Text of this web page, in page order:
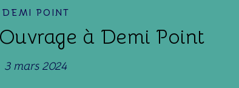
DEMI POINT
à Demi Point
3 mars 2024